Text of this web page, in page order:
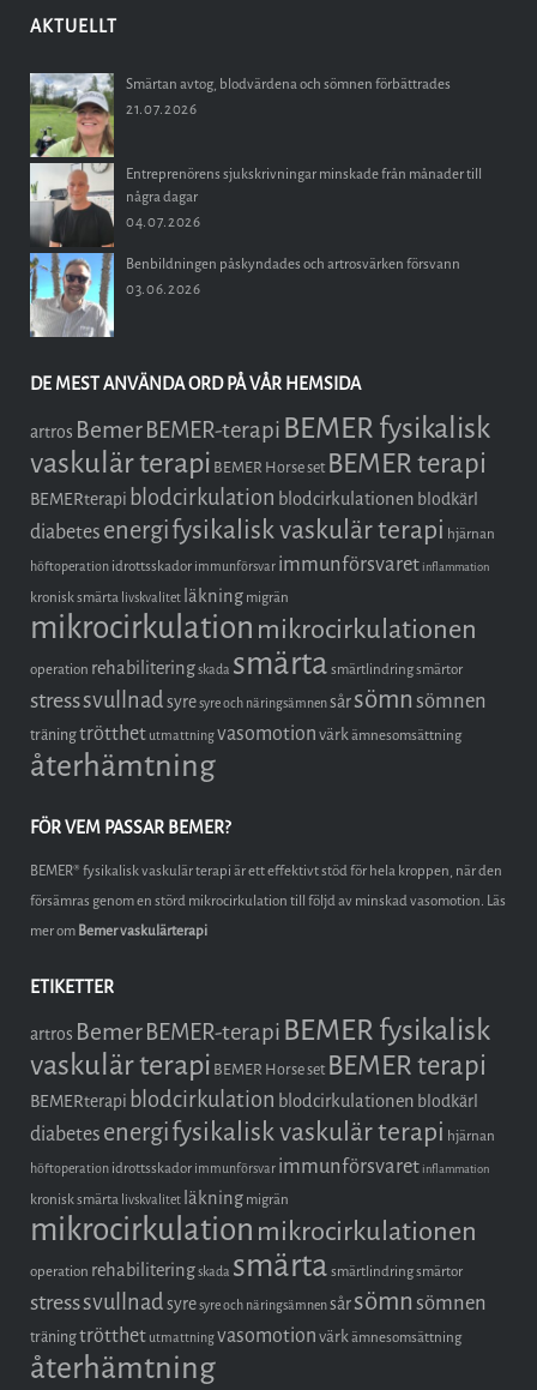
AKTUELLT
Smärtan avtog, blodvärdena och sömnen förbättrades
21.07.2026
Entreprenörens sjukskrivningar minskade från månader till
några dagar
04.07.2026
Benbildningen påskyndades och artrosvärken försvann
03.06.2026
DE MEST ANVÄNDA ORD PÅ VÅR HEMSIDA
artros BemerBEMER-terapi BEMER fysikalisk
vaskulär terapi BEMER Horse set BEMER terapi
BEMERterapi blodcirkulation blodcirkulationen blodkärl
diabetesenergifysikalisk vaskulär terapi hjärnan
höftoperation idrottsskador immunförsvar immunförsvaret inflammation
kronisk smärta livskvalitet läkningmigrän
mikrocirkulation mikrocirkulationen
operation rehabiliteringskada smärtasmärtlindringsmärtor
stresssvullnadsyresyre och näringsämnensårsömnsömnen
träningtrötthet utmattningvasomotionvärkämnesomsättning
återhämtning
FÖR VEM PASSAR BEMER?
BEMER® fysikalisk vaskulär terapi är ett effektivt stöd för hela kroppen, när den
försämras genom en störd mikrocirkulation till följd av minskad vasomotion. Läs
mer omBemer vaskulärterapi
ETIKETTER
artros BemerBEMER-terapi BEMER fysikalisk
vaskulär terapi BEMER Horse set BEMER terapi
BEMERterapi blodcirkulation blodcirkulationen blodkärl
diabetesenergifysikalisk vaskulär terapi hjärnan
höftoperation idrottsskador immunförsvar immunförsvaret inflammation
kronisk smärta livskvalitet läkningmigrän
mikrocirkulation mikrocirkulationen
operation rehabiliteringskada smärtasmärtlindringsmärtor
stresssvullnadsyresyre och näringsämnensårsömnsömnen
träningtrötthet utmattningvasomotionvärkämnesomsättning
återhämtning